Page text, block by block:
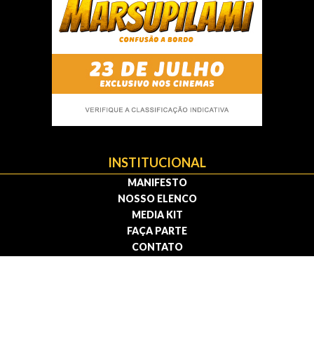
INSTITUCIONAL
MANIFESTO
NOSSO ELENCO
MEDIA KIT
FAÇA PARTE
CONTATO